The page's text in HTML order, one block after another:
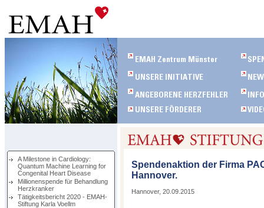
A Milestone in Cardiology:
Quantum Machine Learning for
Congenital Heart Disease
Millionenspende für Behandlung
Herzkranker
Tätigkeitsbericht 2020 - EMAH-
Stiftung Karla Voellm
Spendenaktion der Firma
Hannover.
Hannover, 20.09.2015